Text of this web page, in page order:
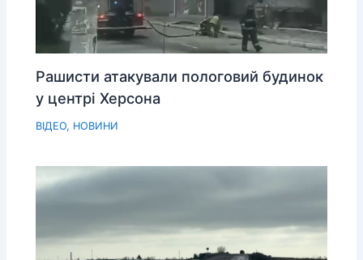
Рашисти атакували пологовий будинок
у центрі Херсона
ВІДЕО, НОВИНИ